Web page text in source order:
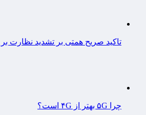
تاکید صریح همتی بر تشدید نظارت بر
چرا ۵G بهتر از ۴G است؟